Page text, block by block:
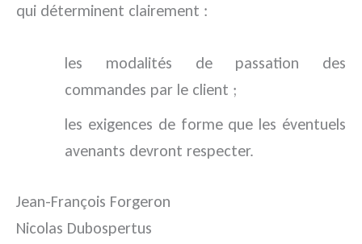
qui déterminent clairement :
les modalités de passation des
commandes par le client ;
les exigences de forme que les éventuels
avenants devront respecter.
Jean-François Forgeron
Nicolas Dubospertus